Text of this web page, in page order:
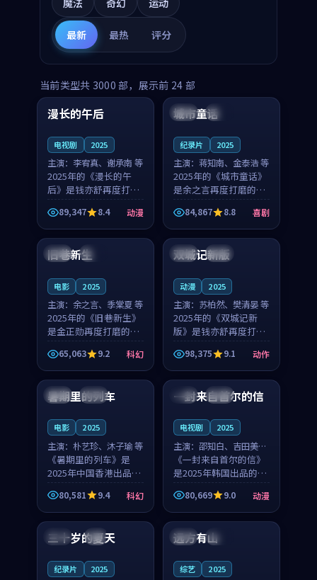
最新 最热 评分
当前类型共 3000 部，展示前 24 部
中国 高分
99:16
漫长的午后
电视剧 2025
主演： 李宥真、谢承南 等
2025年的《漫长的午
后》是钱亦舒再度打磨
的动漫佳作。中国大陆
的取景与海岛日常的氛
围相互成就，李宥真与
谢承南的对手戏自然克
制，让整部影片在悬念
89,347 8.4 动漫
美国 院线
城市童话
纪录片 2025
主演： 蒋知南、金泰浩 等
2025年的《城市童话》
是余之言再度打磨的喜
剧佳作。美国的取景与
历史战争的氛围相互成
就，蒋知南与金泰浩的
对手戏自然克制，让整
部影片在悬念与温度
84,867 8.8 喜剧
英国 完结
旧巷新生
电影 2025
主演： 余之言、季棠夏 等
2025年的《旧巷新生》
是金正勋再度打磨的科
幻佳作。英国的取景与
雨夜物语的氛围相互成
就，余之言与季棠夏的
对手戏自然克制，让整
部影片在悬念与温度
65,063 9.2 科幻
中国 独播
双城记新版
动漫 2025
主演： 苏柏然、樊清晏 等
2025年的《双城记新
版》是钱亦舒再度打磨
的动作佳作。中国大陆
的取景与沙漠探险的氛
围相互成就，苏柏然与
樊清晏的对手戏自然克
制，让整部影片在悬念
98,375 9.1 动作
中国 杜比
暑期里的列车
电影 2025
主演： 朴艺珍、沐子瑜 等
《暑期里的列车》是
2025年中国香港出品的
科幻新作，主创团队希
望用城市夜归人的故事
让观众停下来想一想。
朴艺珍领衔，沐子瑜担
任重要角色，郑书延的
80,581 9.4 科幻
韩国 热播
一封来自首尔的信
电视剧 2025
主演： 邵知白、吉田美琴
等
《一封来自首尔的信》
是2025年韩国出品的动
漫新作，主创团队希望
用高考往事的故事让观
众停下来想一想。邵知
重要角色，谢承南的
80,669 9.0 动漫
法国 4K
三十岁的夏天
纪录片 2025
法国 独播
远方有山
综艺 2025